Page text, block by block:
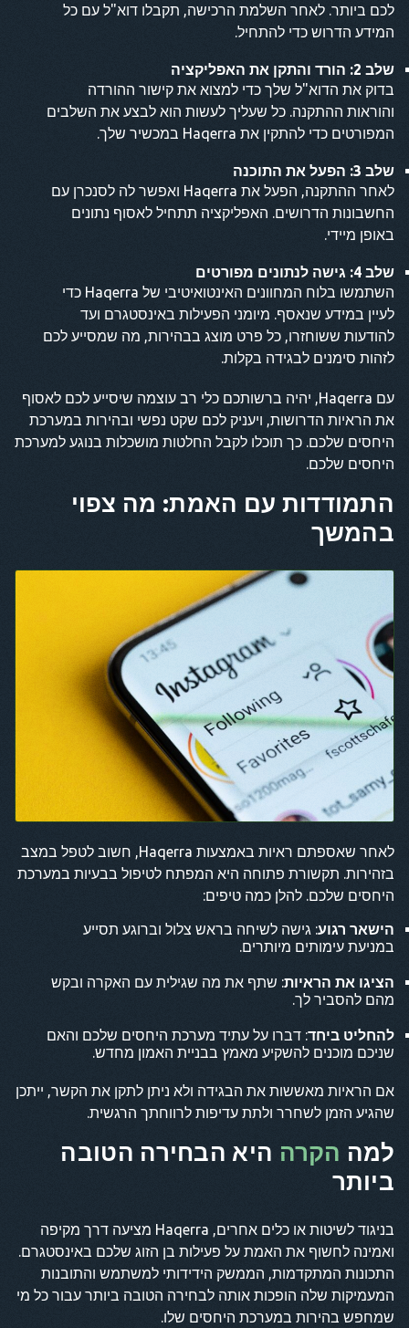
לכם ביותר. לאחר השלמת הרכישה, תקבלו דוא"ל עם כל
המידע הדרוש כדי להתחיל.
שלב 2: הורד והתקן את האפליקציה
בדוק את הדוא"ל שלך כדי למצוא את קישור ההורדה
והוראות ההתקנה. כל שעליך לעשות הוא לבצע את השלבים
המפורטים כדי להתקין את Haqerra במכשיר שלך.
שלב 3: הפעל את התוכנה
לאחר ההתקנה, הפעל את Haqerra ואפשר לה לסנכרן עם
החשבונות הדרושים. האפליקציה תתחיל לאסוף נתונים
באופן מיידי.
שלב 4: גישה לנתונים מפורטים
השתמשו בלוח המחוונים האינטואיטיבי של Haqerra כדי
לעיין במידע שנאסף. מיומני הפעילות באינסטגרם ועד
להודעות ששוחזרו, כל פרט מוצג בבהירות, מה שמסייע לכם
לזהות סימנים לבגידה בקלות.
עם Haqerra, יהיה ברשותכם כלי רב עוצמה שיסייע לכם לאסוף
את הראיות הדרושות, ויעניק לכם שקט נפשי ובהירות במערכת
היחסים שלכם. כך תוכלו לקבל החלטות מושכלות בנוגע למערכת
היחסים שלכם.
התמודדות עם האמת: מה צפוי
בהמשך
לאחר שאספתם ראיות באמצעות Haqerra, חשוב לטפל במצב
בזהירות. תקשורת פתוחה היא המפתח לטיפול בבעיות במערכת
היחסים שלכם. להלן כמה טיפים:
הישאר רגוע: גישה לשיחה בראש צלול וברוגע תסייע
במניעת עימותים מיותרים.
הציגו את הראיות: שתף את מה שגילית עם האקרה ובקש
מהם להסביר לך.
להחליט ביחד: דברו על עתיד מערכת היחסים שלכם והאם
שניכם מוכנים להשקיע מאמץ בבניית האמון מחדש.
אם הראיות מאששות את הבגידה ולא ניתן לתקן את הקשר, ייתכן
שהגיע הזמן לשחרר ולתת עדיפות לרווחתך הרגשית.
למה הקרה היא הבחירה הטובה
ביותר
בניגוד לשיטות או כלים אחרים, Haqerra מציעה דרך מקיפה
ואמינה לחשוף את האמת על פעילות בן הזוג שלכם באינסטגרם.
התכונות המתקדמות, הממשק הידידותי למשתמש והתובנות
המעמיקות שלה הופכות אותה לבחירה הטובה ביותר עבור כל מי
שמחפש בהירות במערכת היחסים שלו.